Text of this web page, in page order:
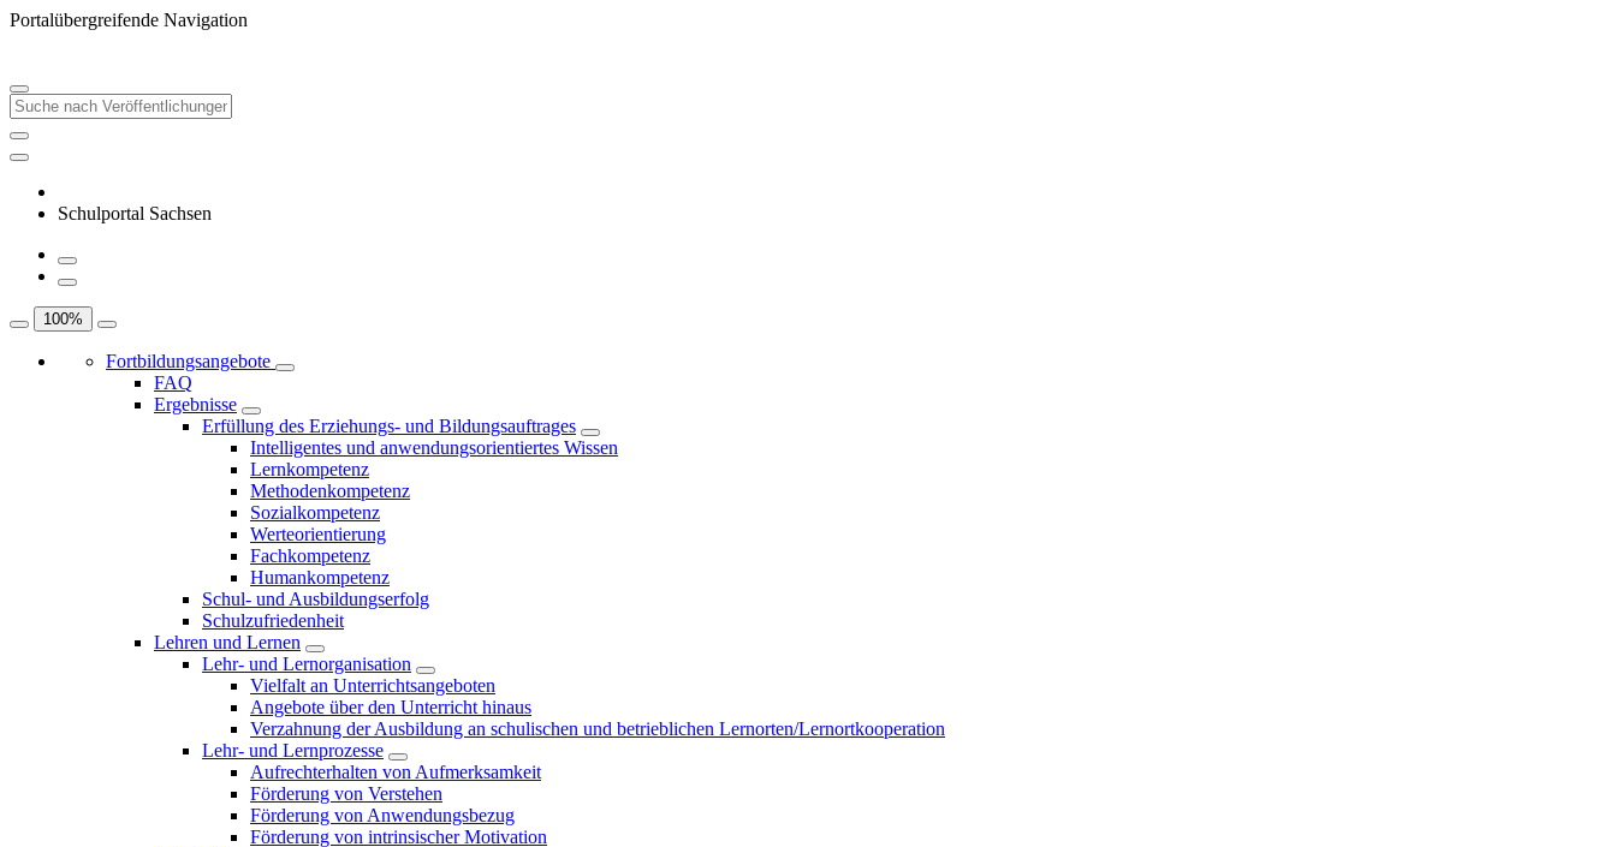
Portalübergreifende Navigation
Schulportal Sachsen
100%
Fortbildungsangebote
FAQ
Ergebnisse
Erfüllung des Erziehungs- und Bildungsauftrages
Intelligentes und anwendungsorientiertes Wissen
Lernkompetenz
Methodenkompetenz
Sozialkompetenz
Werteorientierung
Fachkompetenz
Humankompetenz
Schul- und Ausbildungserfolg
Schulzufriedenheit
Lehren und Lernen
Lehr- und Lernorganisation
Vielfalt an Unterrichtsangeboten
Angebote über den Unterricht hinaus
Verzahnung der Ausbildung an schulischen und betrieblichen Lernorten/Lernortkooperation
Lehr- und Lernprozesse
Aufrechterhalten von Aufmerksamkeit
Förderung von Verstehen
Förderung von Anwendungsbezug
Förderung von intrinsischer Motivation